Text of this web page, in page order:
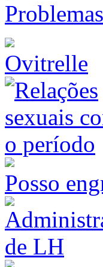
Ovitrelle
Posso